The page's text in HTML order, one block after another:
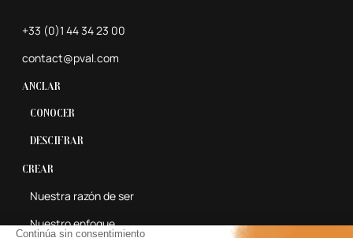
+33 (0)1 44 34 23 00
contact@pval.com
Anclar
Conocer
Descifrar
Crear
Nuestra razón de ser
Nuestro enfoque